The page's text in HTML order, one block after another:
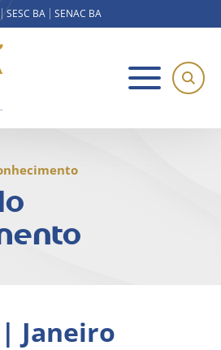
SESC BA SENAC BA
| Janeiro